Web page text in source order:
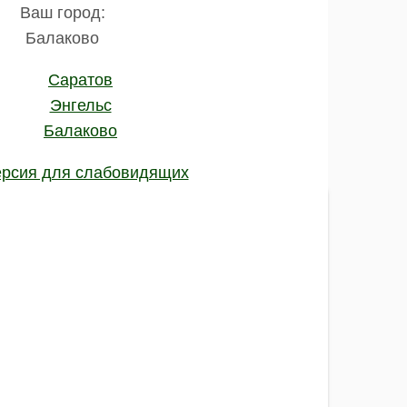
Ваш город:
Балаково
Саратов
Энгельс
Балаково
для слабовидящих